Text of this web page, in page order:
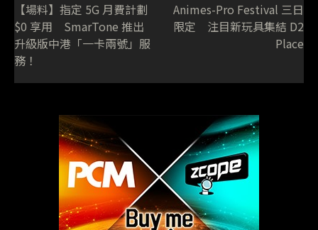
【場料】指定 5G 月費計劃
$0 享用 SmarTone 推出
升級版中港「一卡兩號」服
務！
Animes-Pro Festival 三日
限定 注目新玩具集結 D2
Place